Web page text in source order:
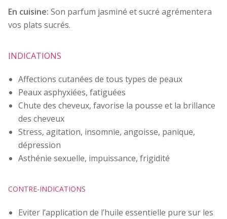
En cuisine: Son parfum jasminé et sucré agrémentera
vos plats sucrés.
INDICATIONS
Affections cutanées de tous types de peaux
Peaux asphyxiées, fatiguées
Chute des cheveux, favorise la pousse et la brillance
des cheveux
Stress, agitation, insomnie, angoisse, panique,
dépression
Asthénie sexuelle, impuissance, frigidité
CONTRE-INDICATIONS
Eviter l’application de l’huile essentielle pure sur les